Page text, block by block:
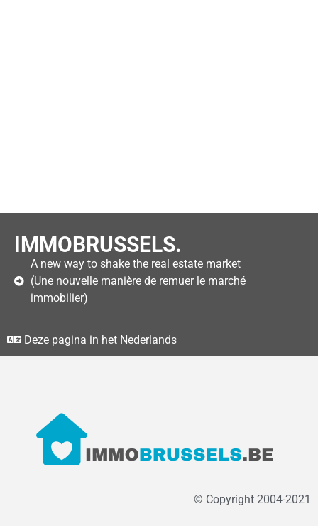
IMMOBRUSSELS.
A new way to shake the real estate market
(Une nouvelle manière de remuer le marché
immobilier)
Deze pagina in het Nederlands
© Copyright 2004-2021